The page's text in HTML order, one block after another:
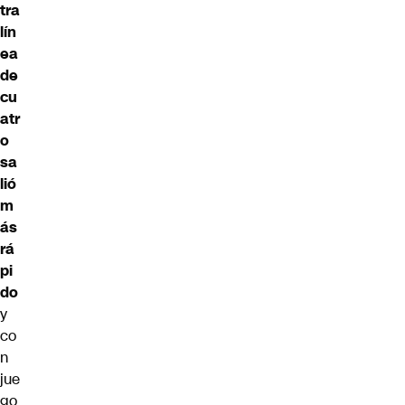
tra
lín
ea
de
cu
atr
o
sa
lió
m
ás
rá
pi
do
y
co
n
jue
go